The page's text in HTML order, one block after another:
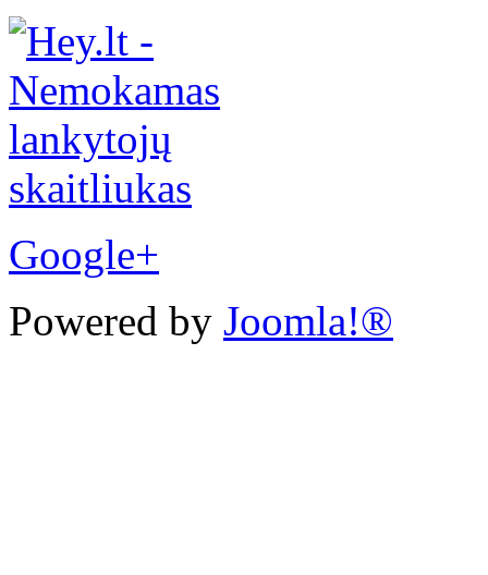
Google+
Powered by Joomla!®